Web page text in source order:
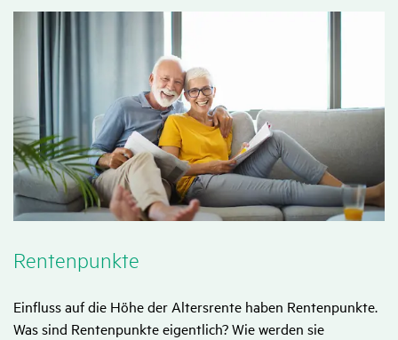
Renten­punkte
Einfluss auf die Höhe der Altersrente haben Rentenpunkte.
Was sind Rentenpunkte eigentlich? Wie werden sie